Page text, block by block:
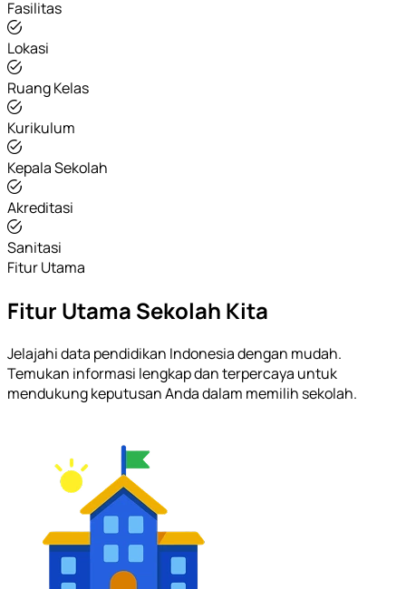
Fasilitas
Lokasi
Ruang Kelas
Kurikulum
Kepala Sekolah
Akreditasi
Sanitasi
Fitur Utama
Fitur Utama Sekolah Kita
Jelajahi data pendidikan Indonesia dengan mudah.
Temukan informasi lengkap dan terpercaya untuk
mendukung keputusan Anda dalam memilih sekolah.